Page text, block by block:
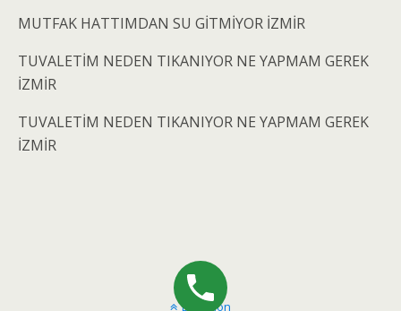
MUTFAK HATTIMDAN SU GİTMİYOR İZMİR
TUVALETİM NEDEN TIKANIYOR NE YAPMAM GEREK
İZMİR
TUVALETİM NEDEN TIKANIYOR NE YAPMAM GEREK
İZMİR
Başa dön